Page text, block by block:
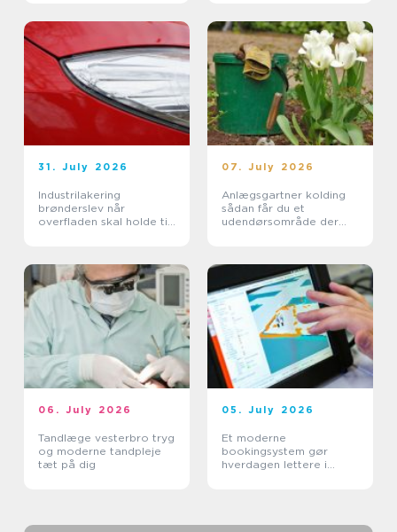
31. July 2026
Industrilakering
brønderslev når
overfladen skal holde til
07. July 2026
Anlægsgartner kolding
sådan får du et
udendørsområde der
06. July 2026
Tandlæge vesterbro tryg
og moderne tandpleje
tæt på dig
05. July 2026
Et moderne
bookingsystem gør
hverdagen lettere i